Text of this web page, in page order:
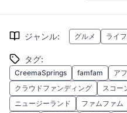
ジャンル: グルメ ライ
タグ:
CreemaSprings famfam ア
クラウドファンディング
スコー
ニュージーランド
ファムファム